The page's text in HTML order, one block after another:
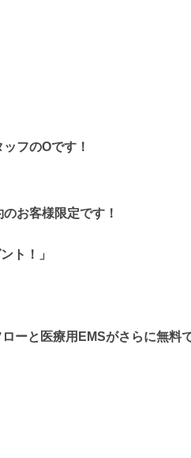
フのOです！
お客様限定です！
ト！」
ーと医療用EMSがさらに無料